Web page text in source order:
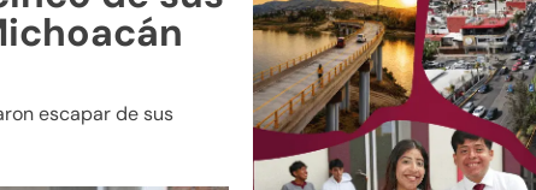
escapar de sus